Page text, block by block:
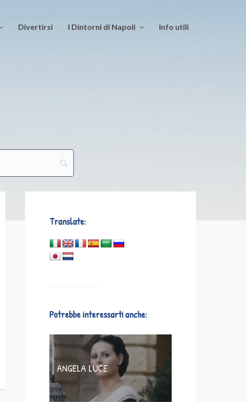
Divertirsi I Dintorni di Napoli Info utili
Translate:
Potrebbe interessarti anche:
ANGELA LUCE